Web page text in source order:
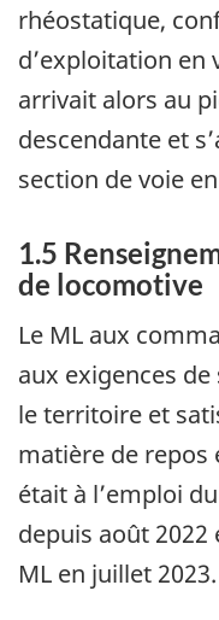
rhéostatique,
d’exploitation en
arrivait alors au
descendante et
section de voie
1.5
de locomotive
Le ML aux
aux exigences
le territoire et
matière de repos
était à l’emploi
depuis août
ML en juillet 2023.